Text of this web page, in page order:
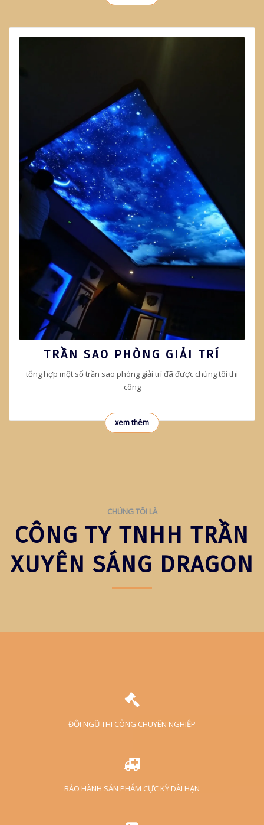
TRẦN SAO PHÒNG GIẢI TRÍ
tổng hợp một số trần sao phòng giải trí đã được chúng tôi thi
công
xem thêm
CHÚNG TÔI LÀ
CÔNG TY TNHH TRẦN
XUYÊN SÁNG DRAGON
ĐỘI NGŨ THI CÔNG CHUYÊN NGHIỆP
BẢO HÀNH SẢN PHẨM CỰC KỲ DÀI HẠN